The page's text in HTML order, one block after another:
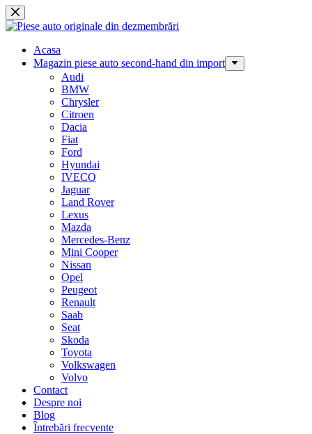
Sari
la
Acasa
Magazin piese auto second-hand din import
Audi
BMW
Chrysler
Citroen
Dacia
Fiat
Ford
Hyundai
IVECO
Jaguar
Land Rover
Lexus
Mazda
Mercedes-Benz
Mini Cooper
Nissan
Opel
Peugeot
Renault
Saab
Seat
Skoda
Toyota
Volkswagen
Volvo
Contact
Despre noi
Blog
Întrebări frecvente